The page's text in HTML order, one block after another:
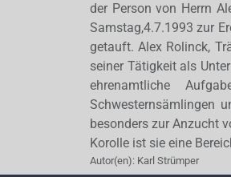
der Person von Herrn
Samstag,4.7.1993 zur
getauft. Alex Rolinck,
seiner Tätigkeit als
ehrenamtliche
Schwesternsämlingen
besonders zur Anzucht
Korolle ist sie eine
Autor(en): Karl Strümper